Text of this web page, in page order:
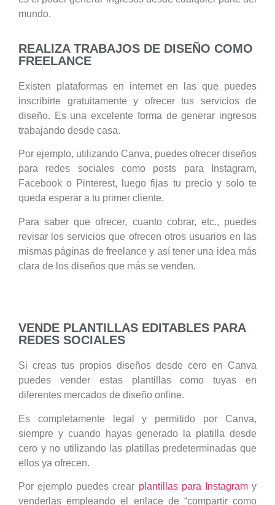
mundo.
REALIZA TRABAJOS DE DISEÑO COMO
FREELANCE
Existen plataformas en internet en las que puedes
inscribirte gratuitamente y ofrecer tus servicios de
diseño. Es una excelente forma de generar ingresos
trabajando desde casa.
Por ejemplo, utilizando Canva, puedes ofrecer diseños
para redes sociales como posts para Instagram,
Facebook o Pinterest, luego fijas tu precio y solo te
queda esperar a tu primer cliente.
Para saber que ofrecer, cuanto cobrar, etc., puedes
revisar los servicios que ofrecen otros usuarios en las
mismas páginas de freelance y así tener una idea más
clara de los diseños que más se venden.
VENDE PLANTILLAS EDITABLES PARA
REDES SOCIALES
Si creas tus propios diseños desde cero en Canva
puedes vender estas plantillas como tuyas en
diferentes mercados de diseño online.
Es completamente legal y permitido por Canva,
siempre y cuando hayas generado la platilla desde
cero y no utilizando las platillas predeterminadas que
ellos ya ofrecen.
Por ejemplo puedes crear plantillas para Instagramy
venderlas empleando el enlace de “compartir como